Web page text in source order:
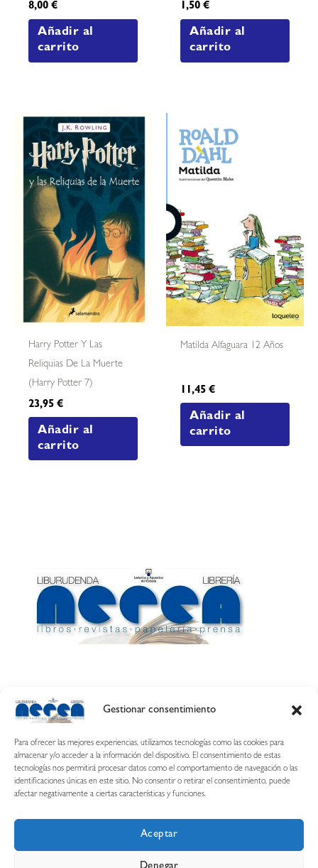
Gestionar consentimiento
Para ofrecer las mejores experiencias, utilizamos tecnologías como las cookies para
almacenar y/o acceder a la información del dispositivo. El consentimiento de estas
tecnologías nos permitirá procesar datos como el comportamiento de navegación o las
identificaciones únicas en este sitio. No consentir o retirar el consentimiento, puede
afectar negativamente a ciertas características y funciones.
Aceptar
8,00€
Añadir al
carrito
1,50€
Añadir al
carrito
Harry Potter Y Las
Reliquias De La Muerte
(harry Potter 7)
23,95€
Añadir al
carrito
Matilda Alfaguara 12 Años
11,45€
Añadir al
carrito
Calle Esquíroz, 27
687 54 31 70
nerearetamonge@gmail.com